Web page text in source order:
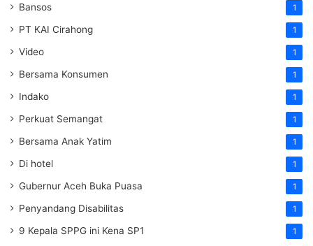
Bansos 1
PT KAI Cirahong 1
Video 1
Bersama Konsumen 1
Indako 1
Perkuat Semangat 1
Bersama Anak Yatim 1
Di hotel 1
Gubernur Aceh Buka Puasa 1
Penyandang Disabilitas 1
9 Kepala SPPG ini Kena SP1 1